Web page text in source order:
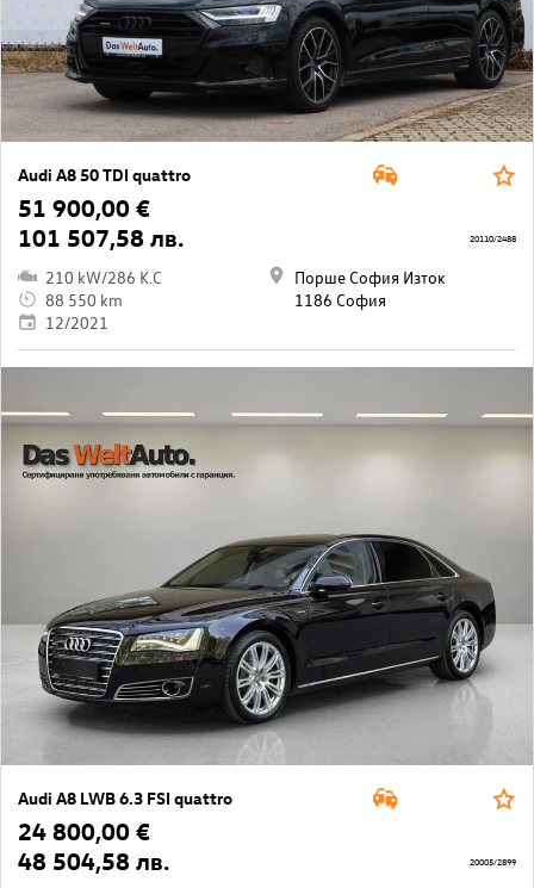
Audi A8 50 TDI quattro
51 900,00 €
101 507,58 лв.
210 kW/286 K.C
88 550 km
12/2021
Порше София Изток
1186 София
20110/2488
Audi A8 LWB 6.3 FSI quattro
24 800,00 €
48 504,58 лв.
20005/2899